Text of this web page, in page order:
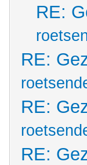
RE:
RE:
RE:
RE: